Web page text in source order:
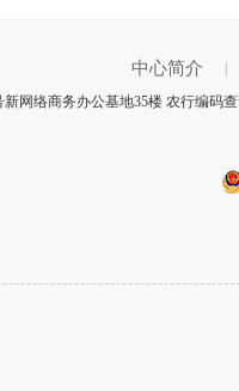
中心简介
|
网络商务办公基地35楼 农行编码